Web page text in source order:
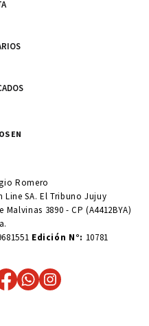
EN
Romero
Line SA. El Tribuno Jujuy
3890 - CP (A4412BYA)
Edición N°: 10781